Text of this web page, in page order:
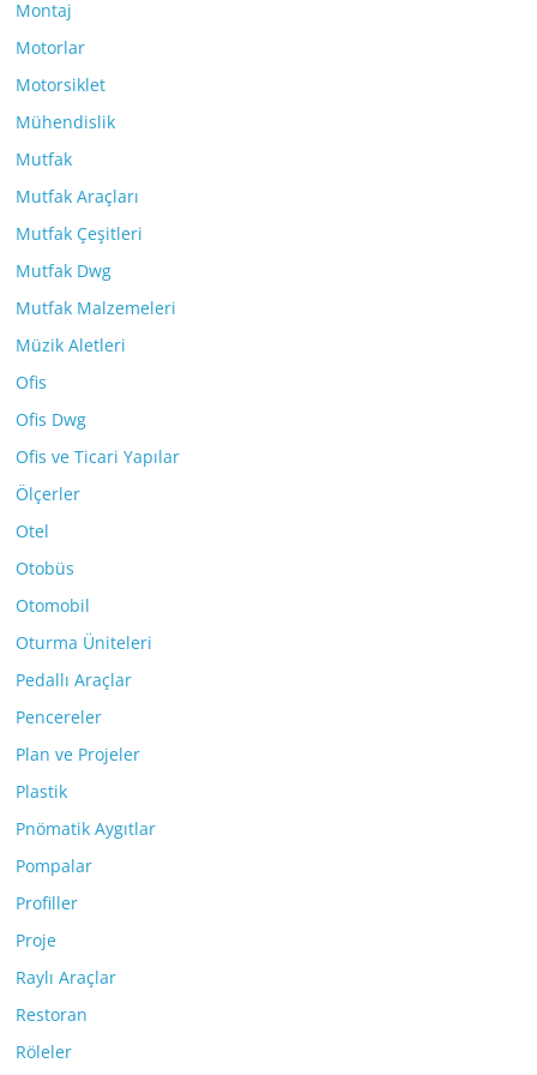
Montaj
Motorlar
Motorsiklet
Mühendislik
Mutfak
Mutfak Araçları
Mutfak Çeşitleri
Mutfak Dwg
Mutfak Malzemeleri
Müzik Aletleri
Ofis
Ofis Dwg
Ofis ve Ticari Yapılar
Ölçerler
Otel
Otobüs
Otomobil
Oturma Üniteleri
Pedallı Araçlar
Pencereler
Plan ve Projeler
Plastik
Pnömatik Aygıtlar
Pompalar
Profiller
Proje
Raylı Araçlar
Restoran
Röleler